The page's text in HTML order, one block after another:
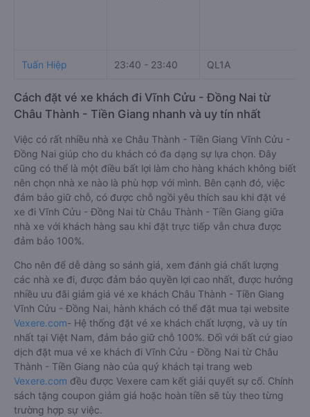
Tuấn Hiệp 23:40 - 23:40 QL1A
Cách đặt vé xe khách đi Vĩnh Cửu - Đồng Nai từ
Châu Thành - Tiền Giang nhanh và uy tín nhất
Việc có rất nhiều nhà xe Châu Thành - Tiền Giang Vĩnh Cửu -
Đồng Nai giúp cho du khách có đa dạng sự lựa chọn. Đây
cũng có thể là một điều bất lợi làm cho hàng khách không biết
nên chọn nhà xe nào là phù hợp với mình. Bên cạnh đó, việc
đảm bảo giữ chỗ, có được chỗ ngồi yêu thích sau khi đặt vé
xe đi Vĩnh Cửu - Đồng Nai từ Châu Thành - Tiền Giang giữa
nhà xe với khách hàng sau khi đặt trực tiếp vẫn chưa được
đảm bảo 100%.
Cho nên để dễ dàng so sánh giá, xem đánh giá chất lượng
các nhà xe đi, được đảm bảo quyền lợi cao nhất, được hưởng
nhiều ưu đãi giảm giá vé xe khách Châu Thành - Tiền Giang
Vĩnh Cửu - Đồng Nai, hành khách có thể đặt mua tại website
Vexere.com- Hệ thống đặt vé xe khách chất lượng, và uy tín
nhất tại Việt Nam, đảm bảo giữ chỗ 100%. Đối với bất cứ giao
dịch đặt mua vé xe khách đi Vĩnh Cửu - Đồng Nai từ Châu
Thành - Tiền Giang nào của quý khách tại trang web
Vexere.com đều được Vexere cam kết giải quyết sự cố. Chính
sách tặng coupon giảm giá hoặc hoàn tiền sẽ tùy theo từng
trường hợp sự việc.